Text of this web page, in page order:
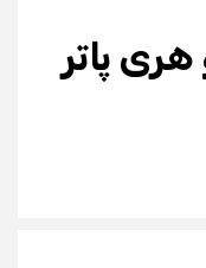
هری پاتر